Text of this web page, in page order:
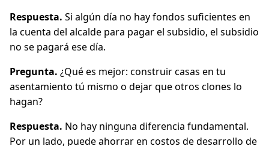
Respuesta. Si algún día no hay fondos suficientes en
la cuenta del alcalde para pagar el subsidio, el subsidio
no se pagará ese día.
Pregunta. ¿Qué es mejor: construir casas en tu
asentamiento tú mismo o dejar que otros clones lo
hagan?
Respuesta. No hay ninguna diferencia fundamental.
Por un lado, puede ahorrar en costos de desarrollo de